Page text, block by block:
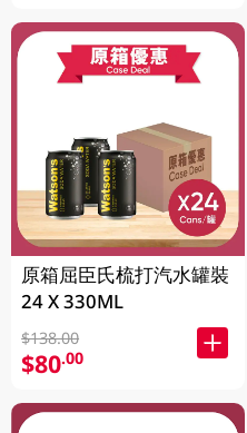
原箱屈臣氏梳打汽水罐裝
24 X 330ML
$138.00
$80.00